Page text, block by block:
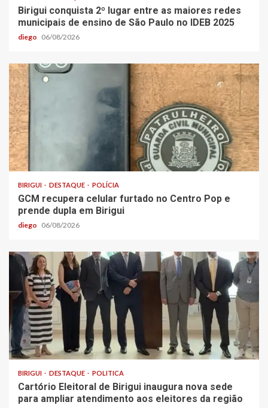
Birigui conquista 2º lugar entre as maiores redes
municipais de ensino de São Paulo no IDEB 2025
diego 06/08/2026
BIRIGUI DESTAQUE POLÍCIA
GCM recupera celular furtado no Centro Pop e
prende dupla em Birigui
diego 06/08/2026
BIRIGUI DESTAQUE POLITICA
Cartório Eleitoral de Birigui inaugura nova sede
para ampliar atendimento aos eleitores da região